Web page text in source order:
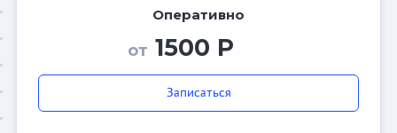
Оперативно
от 1500 Р
Записаться